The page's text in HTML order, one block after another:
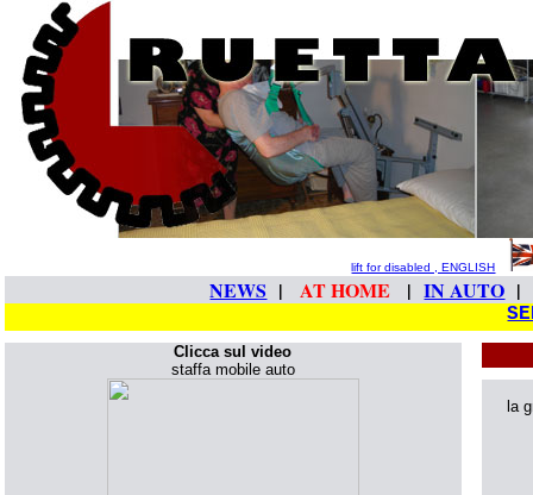
lift for disabled , ENGLISH
NEWS | AT HOME | IN AUTO |
Clicca sul video
staffa mobile auto
la